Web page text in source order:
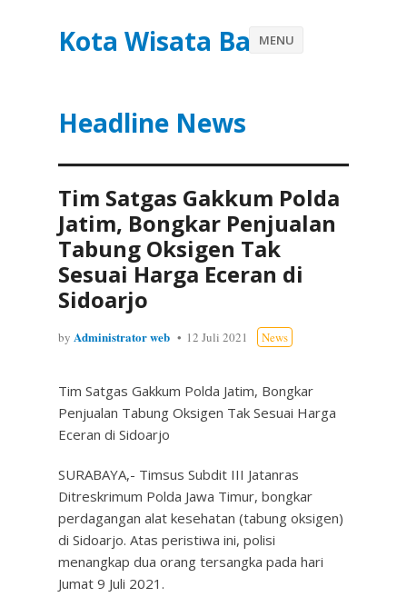
Kota Wisata Batu
Headline News
MENU
Tim Satgas Gakkum Polda
Jatim, Bongkar Penjualan
Tabung Oksigen Tak
Sesuai Harga Eceran di
Sidoarjo
by Administrator web 12 Juli 2021 News
Tim Satgas Gakkum Polda Jatim, Bongkar
Penjualan Tabung Oksigen Tak Sesuai Harga
Eceran di Sidoarjo
SURABAYA,- Timsus Subdit III Jatanras
Ditreskrimum Polda Jawa Timur, bongkar
perdagangan alat kesehatan (tabung oksigen)
di Sidoarjo. Atas peristiwa ini, polisi
menangkap dua orang tersangka pada hari
Jumat 9 Juli 2021.